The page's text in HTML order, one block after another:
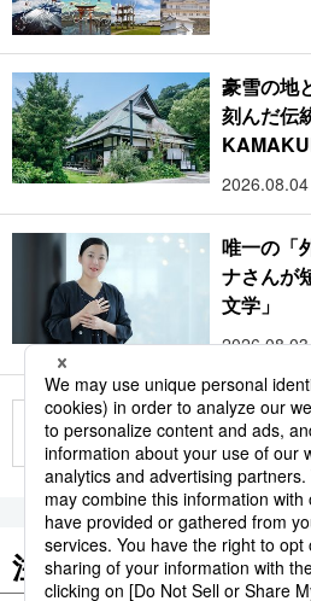
豪雪の地
刻んだ伝
2026.08.04
唯一の「
ナさんが
文学」
2026.08.03
もっと見る
注目のキーワード